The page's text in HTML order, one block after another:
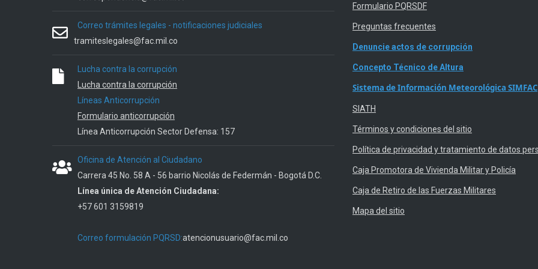
Correo trámites legales - notificaciones judiciales
tramiteslegales@fac.mil.co
Lucha contra la corrupción
Lucha contra la corrupción
Líneas Anticorrupción
Formulario anticorrupción
Línea Anticorrupción Sector Defensa: 157
Oficina de Atención al Ciudadano
Carrera 45 No. 58 A - 56 barrio Nicolás de Federmán - Bogotá D.C.
Línea única de Atención Ciudadana:
+57 601 3159819
Correo formulación PQRSD:atencionusuario@fac.mil.co
Formulario PQRSDF
Preguntas frecuentes
Denuncie actos de corrupción
Concepto Técnico de Altura
Sistema de Información Meteorológica SIMFAC
SIATH
Términos y condiciones del sitio
Política de privacidad y tratamiento de datos
Caja Promotora de Vivienda Militar y Policía
Caja de Retiro de las Fuerzas Militares
Mapa del sitio